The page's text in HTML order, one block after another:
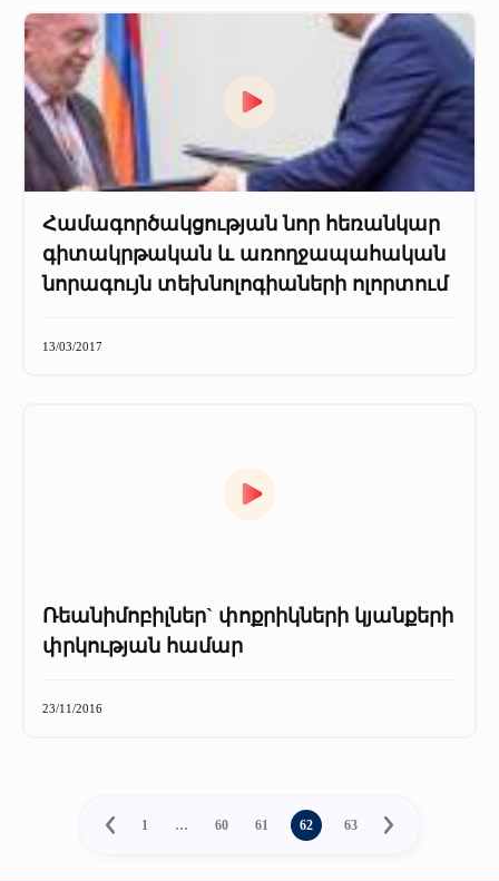
Համագործակցության նոր հեռանկար
գիտակրթական և առողջապահական
նորագույն տեխնոլոգիաների ոլորտում
13/03/2017
Ռեանիմոբիլներ` փոքրիկների կյանքերի
փրկության համար
23/11/2016
1 … 60 61 62 63